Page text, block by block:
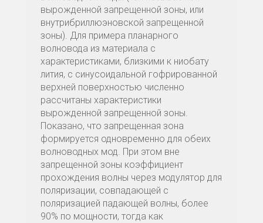
вырожденной запрещенной зоны, или
внутрибриллюэновской запрещенной
зоны). Для примера планарного
волновода из материала с
характеристиками, близкими к ниобату
лития, с синусоидальной гофрированной
верхней поверхностью численно
рассчитаны характеристики
вырожденной запрещенной зоны.
Показано, что запрещенная зона
формируется одновременно для обеих
волноводных мод. При этом вне
запрещенной зоны коэффициент
прохождения волны через модулятор для
поляризации, совпадающей с
поляризацией падающей волны, более
90% по мощности, тогда как